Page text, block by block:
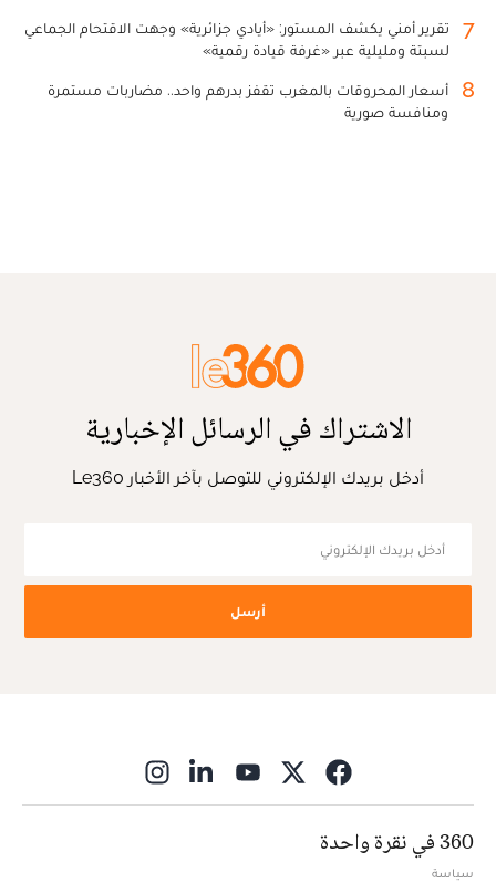
7
تقرير أمني يكشف المستور: «أيادي جزائرية» وجهت الاقتحام الجماعي
لسبتة ومليلية عبر «غرفة قيادة رقمية»
8
أسعار المحروقات بالمغرب تقفز بدرهم واحد.. مضاربات مستمرة
ومنافسة صورية
الاشتراك في الرسائل الإخبارية
أدخل بريدك الإلكتروني للتوصل بآخر الأخبار Le360
أرسل
360 في نقرة واحدة
سياسة